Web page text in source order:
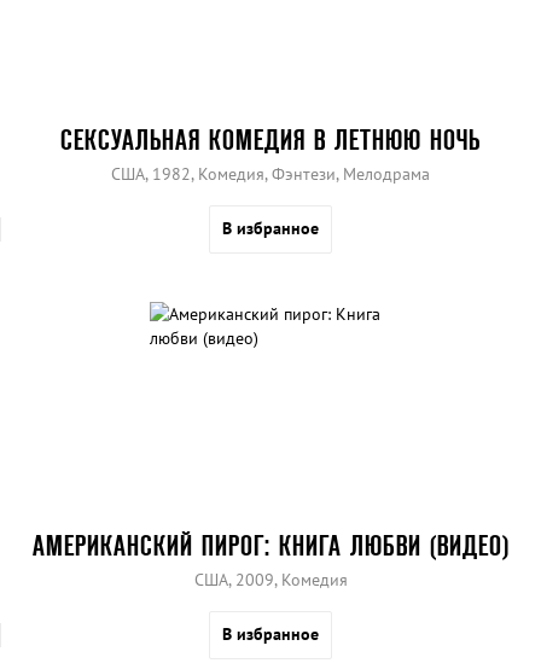
СЕКСУАЛЬНАЯ КОМЕДИЯ В ЛЕТНЮЮ НОЧЬ
США, 1982, Комедия, Фэнтези, Мелодрама
В избранное
АМЕРИКАНСКИЙ ПИРОГ: КНИГА ЛЮБВИ (ВИДЕО)
США, 2009, Комедия
В избранное